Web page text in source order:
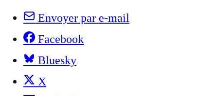
Envoyer par e-mail
Facebook
Bluesky
X